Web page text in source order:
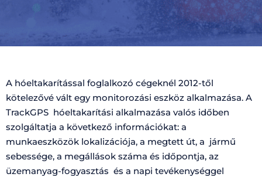
A hóeltakarítással foglalkozó cégeknél 2012-től
kötelezővé vált egy monitorozási eszköz alkalmazása. A
TrackGPS hóeltakarítási alkalmazása valós időben
szolgáltatja a következő információkat: a
munkaeszközök lokalizációja, a megtett út, a jármű
sebessége, a megállások száma és időpontja, az
üzemanyag-fogyasztás és a napi tevékenységgel